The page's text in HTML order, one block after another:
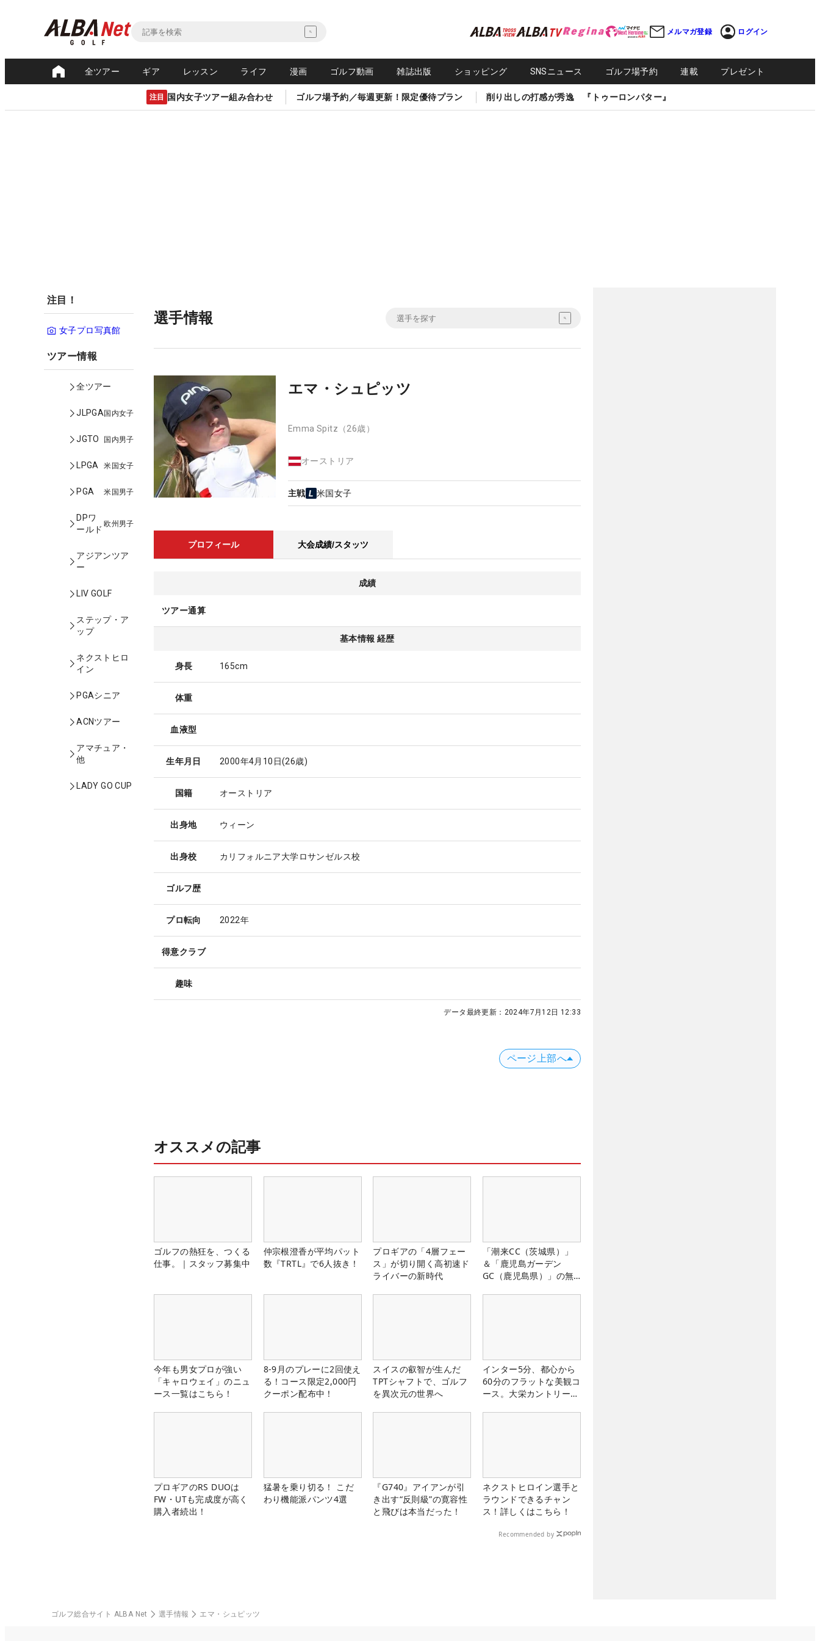
メルマガ登録 ログイン
全ツアー ギア レッスン ライフ 漫画 ゴルフ動画 雑誌出版 ショッピング SNSニュース ゴルフ場予約 連載 プレゼント
注目 国内女子ツアー組み合わせ ゴルフ場予約／毎週更新！限定優待プラン 削り出しの打感が秀逸 『トゥーロンパター』
注目！
女子プロ写真館
ツアー情報
全ツアー
JLPGA国内女子
JGTO 国内男子
LPGA 米国女子
PGA 米国男子
DPワ
ールド
欧州男子
アジアンツア
ー
LIV GOLF
ステップ・ア
ップ
ネクストヒロ
イン
PGAシニア
ACNツアー
アマチュア・
他
LADY GO CUP
選手情報
エマ・シュピッツ
Emma Spitz （26歳）
オーストリア
主戦 米国女子
プロフィール 大会成績/スタッツ
成績
ツアー通算
基本情報 経歴
身長 165cm
体重
血液型
生年月日 2000年4月10日(26歳)
国籍 オーストリア
出身地 ウィーン
出身校 カリフォルニア大学ロサンゼルス校
ゴルフ歴
プロ転向 2022年
得意クラブ
趣味
データ最終更新： 2024年7月12日 12:33
ページ上部へ
オススメの記事
ゴルフの熱狂を、つくる
仕事。｜スタッフ募集中
仲宗根澄香が平均パット
数『TRTL』で6人抜き！
プロギアの「4層フェー
ス」が切り開く高初速ド
ライバーの新時代
「潮来CC（茨城県）」
＆「鹿児島ガーデン
GC（鹿児島県）」の無
今年も男女プロが強い
「キャロウェイ」のニュ
ース一覧はこちら！
8-9月のプレーに2回使え
る！コース限定2,000円
クーポン配布中！
スイスの叡智が生んだ
TPTシャフトで、ゴルフ
を異次元の世界へ
インター5分、都心から
60分のフラットな美観コ
ース。大栄カントリー俱
プロギアのRS DUOは
FW・UTも完成度が高く
購入者続出！
猛暑を乗り切る！ こだ
わり機能派パンツ4選
『G740』アイアンが引
き出す“反則級”の寛容性
と飛びは本当だった！
ネクストヒロイン選手と
ラウンドできるチャン
ス！詳しくはこちら！
Recommended by
ゴルフ総合サイト ALBA Net 選手情報 エマ・シュピッツ